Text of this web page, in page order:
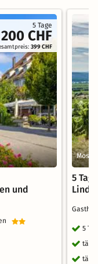
5 Tage
200 CHF
399 CHF
und
5
Linde
5